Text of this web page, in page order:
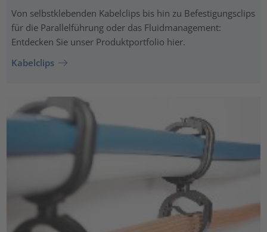
Von selbstklebenden Kabelclips bis hin zu Befestigungsclips
für die Parallelführung oder das Fluidmanagement:
Entdecken Sie unser Produktportfolio hier.
Kabelclips